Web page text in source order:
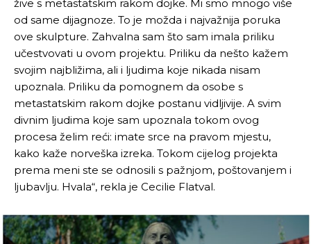
žive s metastatskim rakom dojke. Mi smo mnogo više
od same dijagnoze. To je možda i najvažnija poruka
ove skulpture. Zahvalna sam što sam imala priliku
učestvovati u ovom projektu. Priliku da nešto kažem
svojim najbližima, ali i ljudima koje nikada nisam
upoznala. Priliku da pomognem da osobe s
metastatskim rakom dojke postanu vidljivije. A svim
divnim ljudima koje sam upoznala tokom ovog
procesa želim reći: imate srce na pravom mjestu,
kako kaže norveška izreka. Tokom cijelog projekta
prema meni ste se odnosili s pažnjom, poštovanjem i
ljubavlju. Hvala“, rekla je Cecilie Flatval.